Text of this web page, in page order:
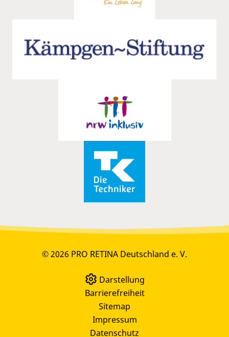
© 2026 PRO RETINA Deutschland e. V.
Darstellung
Barrierefreiheit
Sitemap
Impressum
Datenschutz